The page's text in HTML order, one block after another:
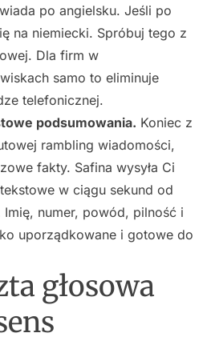
po angielsku. Jeśli po
na niemiecki. Spróbuj tego z
Dla firm w
samo to eliminuje
telefonicznej.
podsumowania. Koniec z
rambling wiadomości,
fakty. Safina wysyła Ci
w ciągu sekund od
numer, powód, pilność i
uporządkowane i gotowe do
głosowa